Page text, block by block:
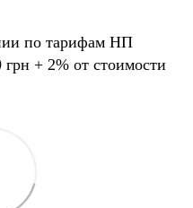
по тарифам НП
+ 2% от стоимости